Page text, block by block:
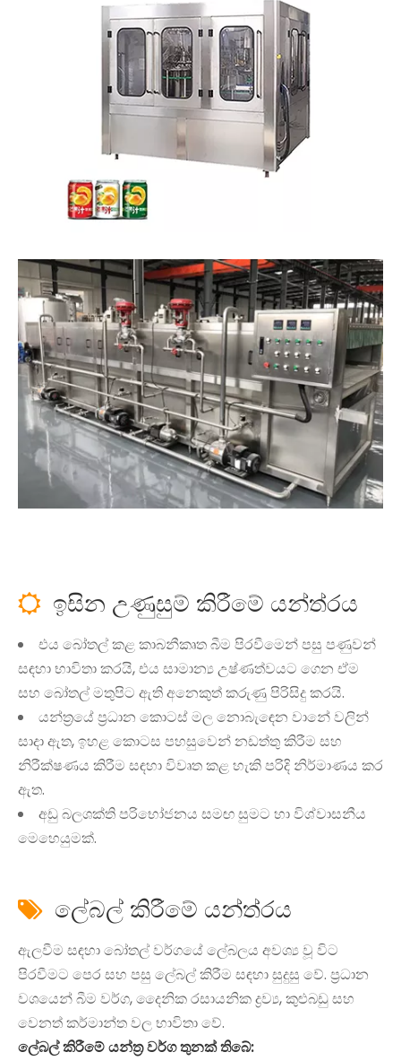
 ඉසින උණුසුම් කිරීමේ යන්ත්රය
එය බෝතල් කළ කාබනීකෘත බීම පිරවීමෙන් පසු පණුවන්
සඳහා භාවිතා කරයි, එය සාමාන්‍ය උෂ්ණත්වයට ගෙන ඒම
සහ බෝතල් මතුපිට ඇති අනෙකුත් කරුණු පිරිසිදු කරයි.
යන්ත්‍රයේ ප්‍රධාන කොටස් මල නොබැඳෙන වානේ වලින්
සාදා ඇත, ඉහළ කොටස පහසුවෙන් නඩත්තු කිරීම සහ
නිරීක්ෂණය කිරීම සඳහා විවෘත කළ හැකි පරිදි නිර්මාණය කර
ඇත.
අඩු බලශක්ති පරිභෝජනය සමඟ සුමට හා විශ්වාසනීය
මෙහෙයුමක්.
 ලේබල් කිරීමේ යන්ත්රය
ඇලවීම සඳහා බෝතල් වර්ගයේ ලේබලය අවශ්‍ය වූ විට
පිරවීමට පෙර සහ පසු ලේබල් කිරීම සඳහා සුදුසු වේ. ප්‍රධාන
වශයෙන් බීම වර්ග, දෛනික රසායනික ද්‍රව්‍ය, කුළුබඩු සහ
වෙනත් කර්මාන්ත වල භාවිතා වේ.
ලේබල් කිරීමේ යන්ත්‍ර වර්ග තුනක් තිබේ: